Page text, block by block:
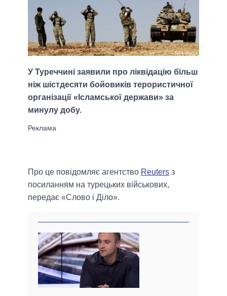
У Туреччині заявили про ліквідацію більш
ніж шістдесяти бойовиків терористичної
організації «Ісламської держави» за
минулу добу.
Про це повідомляє агентство Reuters з
посиланням на турецьких військових,
передає «Слово і Діло».